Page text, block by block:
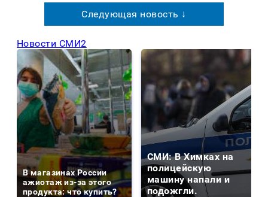
Следующая новость ↓
Новости СМИ2
В магазинах России
ажиотаж из-за этого
продукта: что купить?
СМИ: В Химках на
полицейскую
машину напали и
подожгли.